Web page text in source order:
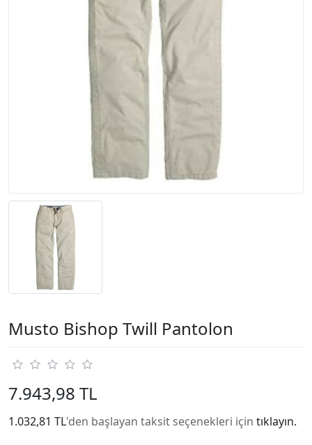
Musto Bishop Twill Pantolon
7.943,98 TL
1.032,81 TL'den başlayan taksit seçenekleri için tıklayın.